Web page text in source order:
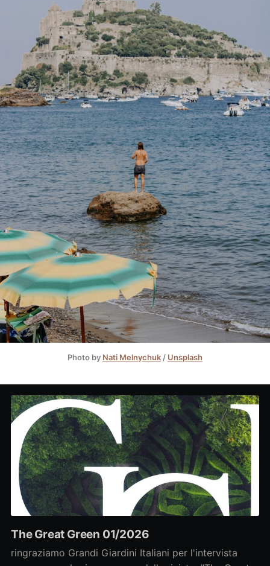
Photo by Nati Melnychuk/ Unsplash
The Great Green 01/2026
ringraziamo Grandi Giardini Italiani per l'intervista